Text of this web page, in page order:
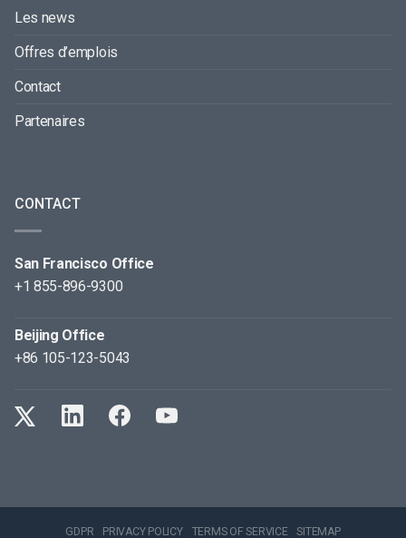
Les news
Offres d’emplois
Contact
Partenaires
CONTACT
San Francisco Office
+1 855-896-9300
Beijing Office
+86 105-123-5043
GDPR PRIVACY POLICY TERMS OF SERVICE SITEMAP